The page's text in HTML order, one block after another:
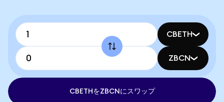
CBETH
ZBCN
CBETHをZBCNにスワップ